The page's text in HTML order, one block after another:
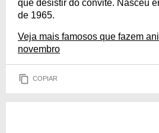
que desistir do convite. Nasceu
de 1965.
Veja mais famosos que fazem
novembro
COPIAR